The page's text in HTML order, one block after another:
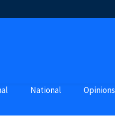
National Opinions